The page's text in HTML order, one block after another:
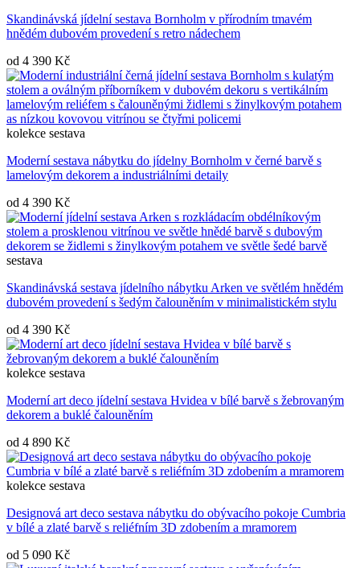
Skandinávská jídelní sestava Bornholm v přírodním tmavém
hnědém dubovém provedení s retro nádechem
od 4 390 Kč
kolekce sestava
Moderní sestava nábytku do jídelny Bornholm v černé barvě s
lamelovým dekorem a industriálními detaily
od 4 390 Kč
sestava
Skandinávská sestava jídelního nábytku Arken ve světlém hnědém
dubovém provedení s šedým čalouněním v minimalistickém stylu
od 4 390 Kč
kolekce sestava
Moderní art deco jídelní sestava Hvidea v bílé barvě s žebrovaným
dekorem a buklé čalouněním
od 4 890 Kč
kolekce sestava
Designová art deco sestava nábytku do obývacího pokoje Cumbria
v bílé a zlaté barvě s reliéfním 3D zdobením a mramorem
od 5 090 Kč